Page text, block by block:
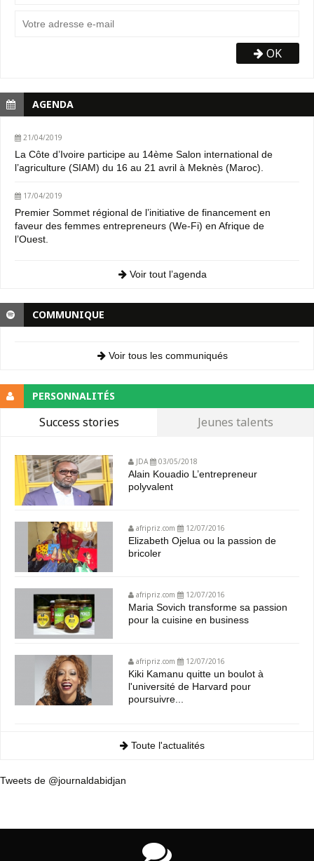
OK
AGENDA
21/04/2019
La Côte d’Ivoire participe au 14ème Salon international de
l’agriculture (SIAM) du 16 au 21 avril à Meknès (Maroc).
17/04/2019
Premier Sommet régional de l’initiative de financement en
faveur des femmes entrepreneurs (We-Fi) en Afrique de
l’Ouest.
Voir tout l’agenda
COMMUNIQUE
Voir tous les communiqués
PERSONNALITÉS
Success stories Jeunes talents
JDA 03/05/2018
Alain Kouadio L’entrepreneur
polyvalent
afripriz.com 12/07/2016
Elizabeth Ojelua ou la passion de
bricoler
afripriz.com 12/07/2016
Maria Sovich transforme sa passion
pour la cuisine en business
afripriz.com 12/07/2016
Kiki Kamanu quitte un boulot à
l'université de Harvard pour
poursuivre...
Toute l'actualités
Tweets de @journaldabidjan